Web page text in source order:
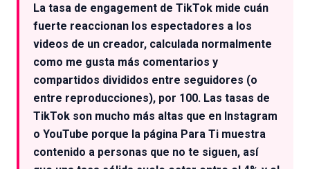
La tasa de engagement de TikTok mide cuán
fuerte reaccionan los espectadores a los
videos de un creador, calculada normalmente
como me gusta más comentarios y
compartidos divididos entre seguidores (o
entre reproducciones), por 100. Las tasas de
TikTok son mucho más altas que en Instagram
o YouTube porque la página Para Ti muestra
contenido a personas que no te siguen, así